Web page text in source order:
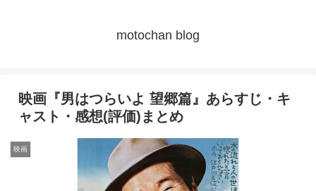
motochan blog
映画『男はつらいよ 望郷篇』あらすじ・キ
ャスト・感想(評価)まとめ
映画